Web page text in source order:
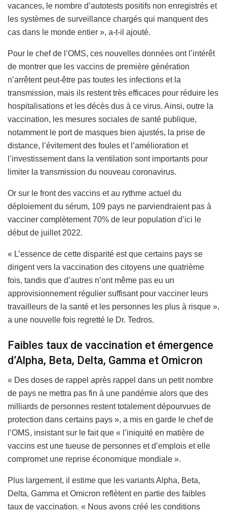
vacances, le nombre d’autotests positifs non enregistrés et
les systèmes de surveillance chargés qui manquent des
cas dans le monde entier », a-t-il ajouté.
Pour le chef de l’OMS, ces nouvelles données ont l’intérêt
de montrer que les vaccins de première génération
n’arrêtent peut-être pas toutes les infections et la
transmission, mais ils restent très efficaces pour réduire les
hospitalisations et les décès dus à ce virus. Ainsi, outre la
vaccination, les mesures sociales de santé publique,
notamment le port de masques bien ajustés, la prise de
distance, l’évitement des foules et l’amélioration et
l’investissement dans la ventilation sont importants pour
limiter la transmission du nouveau coronavirus.
Or sur le front des vaccins et au rythme actuel du
déploiement du sérum, 109 pays ne parviendraient pas à
vacciner complètement 70% de leur population d’ici le
début de juillet 2022.
« L’essence de cette disparité est que certains pays se
dirigent vers la vaccination des citoyens une quatrième
fois, tandis que d’autres n’ont même pas eu un
approvisionnement régulier suffisant pour vacciner leurs
travailleurs de la santé et les personnes les plus à risque »,
a une nouvelle fois regretté le Dr. Tedros.
Faibles taux de vaccination et émergence
d’Alpha, Beta, Delta, Gamma et Omicron
« Des doses de rappel après rappel dans un petit nombre
de pays ne mettra pas fin à une pandémie alors que des
milliards de personnes restent totalement dépourvues de
protection dans certains pays », a mis en garde le chef de
l’OMS, insistant sur le fait que « l’iniquité en matière de
vaccins est une tueuse de personnes et d’emplois et elle
compromet une reprise économique mondiale ».
Plus largement, il estime que les variants Alpha, Beta,
Delta, Gamma et Omicron reflètent en partie des faibles
taux de vaccination. « Nous avons créé les conditions